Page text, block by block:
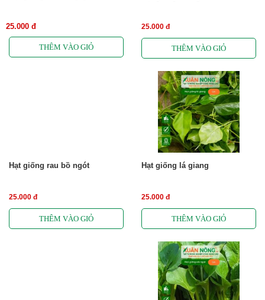
25.000 đ 25.000 đ
Hạt giống rau bồ ngót
25.000 đ
Hạt giống lá giang
25.000 đ